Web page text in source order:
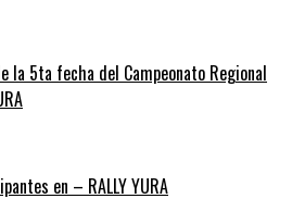
la 5ta fecha del Campeonato Regional
en – RALLY YURA